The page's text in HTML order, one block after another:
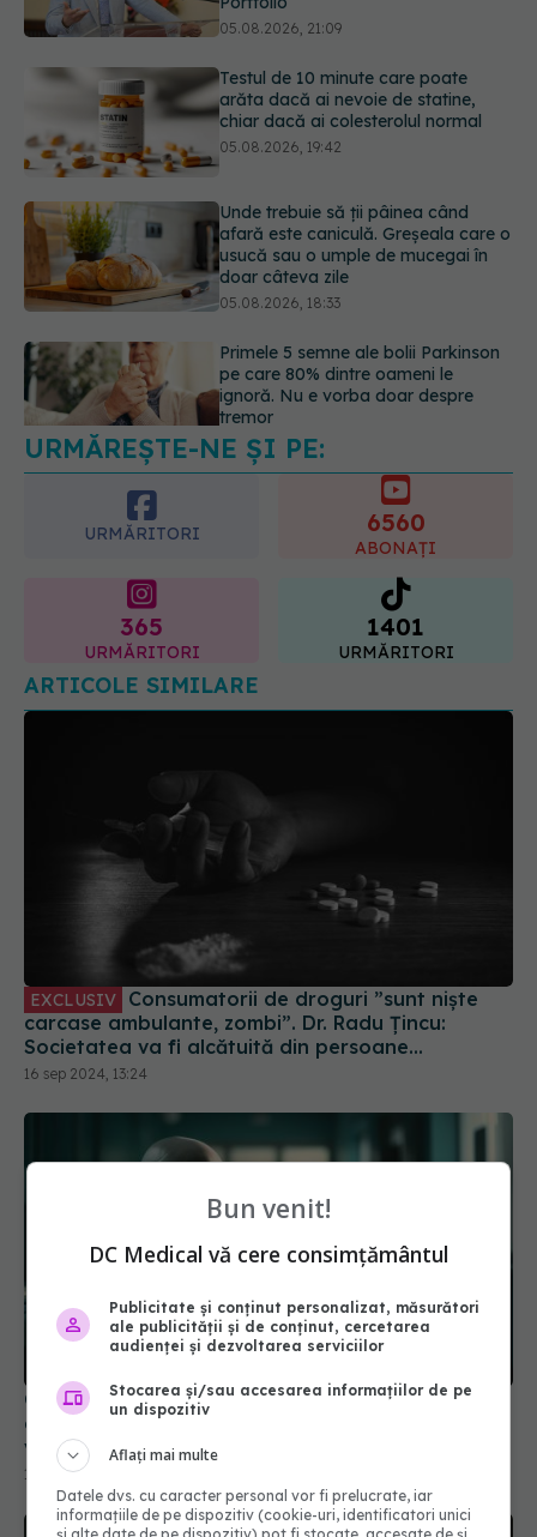
05.08.2026, 19:42
Unde trebuie să ții pâinea când
afară este caniculă. Greșeala care o
usucă sau o umple de mucegai în
doar câteva zile
Primele 5 semne ale bolii Parkinson
pe care 80% dintre oameni le
ignoră. Nu e vorba doar despre
tremor
05.08.2026, 17:31
Gabriela Cristea, manifest pentru
respect și acceptare: Corpul
fiecăruia spune o poveste
05.08.2026, 21:23
URMĂREȘTE-NE ȘI PE:
URMĂRITORI 6560
ABONAȚI
365
URMĂRITORI
1401
URMĂRITORI
ARTICOLE SIMILARE
EXCLUSIV
carcase ambulante, zombi”. Dr. Radu Țincu:
Societatea va fi alcătuită din persoane
disfuncționale
16 sep 2024, 13:24
Cele două senzații pe care le simt oamenii înainte
de moarte. Sunt cele mai des întâlnire. Nu este
vorba de durere
17 ian 2024, 17:24
Bun venit!
DC Medical vă cere consimțământul
Publicitate și conținut personalizat, măsurători
ale publicității și de conținut, cercetarea
audienței și dezvoltarea serviciilor
Stocarea și/sau accesarea informațiilor de pe
un dispozitiv
Aflați mai multe
Datele dvs. cu caracter personal vor fi prelucrate, iar
informațiile de pe dispozitiv (cookie-uri, identificatori unici